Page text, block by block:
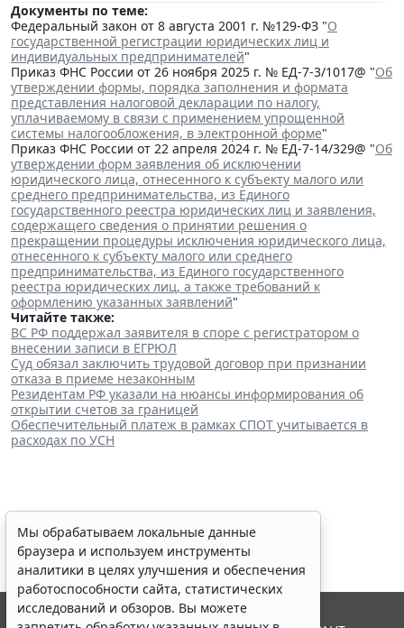
Документы по теме:
Федеральный закон от 8 августа 2001 г. №129-ФЗ "О
государственной регистрации юридических лиц и
индивидуальных предпринимателей"
Приказ ФНС России от 26 ноября 2025 г. № ЕД-7-3/1017@ "Об
утверждении формы, порядка заполнения и формата
представления налоговой декларации по налогу,
уплачиваемому в связи с применением упрощенной
системы налогообложения, в электронной форме"
Приказ ФНС России от 22 апреля 2024 г. № ЕД-7-14/329@ "Об
утверждении форм заявления об исключении
юридического лица, отнесенного к субъекту малого или
среднего предпринимательства, из Единого
государственного реестра юридических лиц и заявления,
содержащего сведения о принятии решения о
прекращении процедуры исключения юридического лица,
отнесенного к субъекту малого или среднего
предпринимательства, из Единого государственного
реестра юридических лиц, а также требований к
оформлению указанных заявлений"
Читайте также:
ВС РФ поддержал заявителя в споре с регистратором о
внесении записи в ЕГРЮЛ
Суд обязал заключить трудовой договор при признании
отказа в приеме незаконным
Резидентам РФ указали на нюансы информирования об
открытии счетов за границей
Обеспечительный платеж в рамках СПОТ учитывается в
расходах по УСН
Мы обрабатываем локальные данные
браузера и используем инструменты
аналитики в целях улучшения и обеспечения
работоспособности сайта, статистических
исследований и обзоров. Вы можете